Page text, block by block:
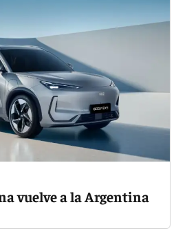
vuelve a la Argentina